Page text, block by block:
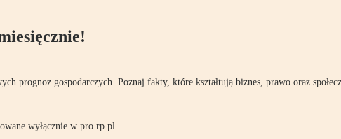
prognoz gospodarczych. Poznaj fakty, które kształtują biznes, prawo oraz
wyłącznie w pro.rp.pl.